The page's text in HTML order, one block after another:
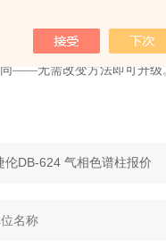
酸性化合物均能得到良好峰
——无需改变方法即可升级